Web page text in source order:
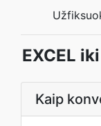
EXCEL
Kaip